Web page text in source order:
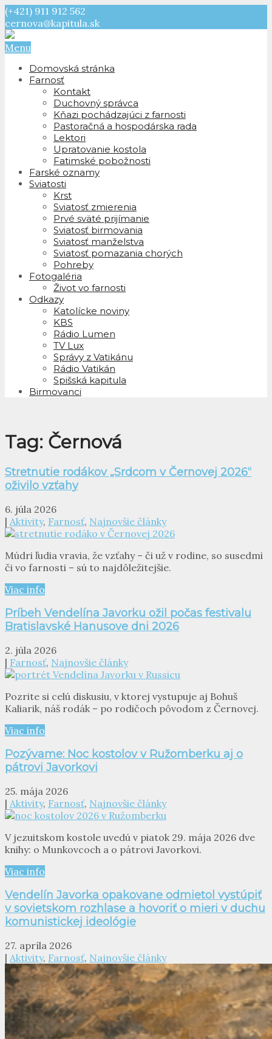
(+421) 911 912 562
cernova@kapitula.sk
Menu
Domovská stránka
Farnosť
Kontakt
Duchovný správca
Kňazi pochádzajúci z farnosti
Pastoračná a hospodárska rada
Lektori
Upratovanie kostola
Fatimské pobožnosti
Farské oznamy
Sviatosti
Krst
Sviatosť zmierenia
Prvé sväté prijímanie
Sviatosť birmovania
Sviatosť manželstva
Sviatosť pomazania chorých
Pohreby
Fotogaléria
Život vo farnosti
Odkazy
Katolícke noviny
KBS
Rádio Lumen
TV Lux
Správy z Vatikánu
Rádio Vatikán
Spišská kapitula
Birmovanci
Tag: Černová
Stretnutie rodákov „Srdcom v Černovej 2026“
oživilo vzťahy
6. júla 2026
| Aktivity, Farnosť, Najnovšie články
Múdri ľudia vravia, že vzťahy – či už v rodine, so susedmi
či vo farnosti – sú to najdôležitejšie.
Viac info
Príbeh Vendelína Javorku ožil počas festivalu
Bratislavské Hanusove dni 2026
2. júla 2026
| Farnosť, Najnovšie články
Pozrite si celú diskusiu, v ktorej vystupuje aj Bohuš
Kaliarik, náš rodák – po rodičoch pôvodom z Černovej.
Viac info
Pozývame: Noc kostolov v Ružomberku aj o
pátrovi Javorkovi
25. mája 2026
| Aktivity, Farnosť, Najnovšie články
V jezuitskom kostole uvedú v piatok 29. mája 2026 dve
knihy: o Munkovcoch a o pátrovi Javorkovi.
Viac info
Vendelín Javorka opakovane odmietol vystúpiť
v sovietskom rozhlase a hovoriť o mieri v duchu
komunistickej ideológie
27. apríla 2026
| Aktivity, Farnosť, Najnovšie články